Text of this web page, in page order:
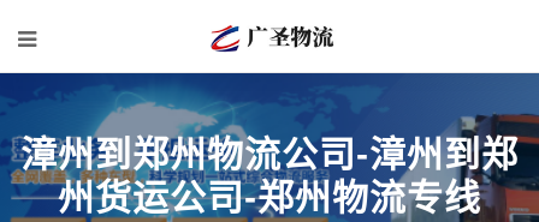
漳州到郑州物流公司-漳州到郑
州货运公司-郑州物流专线